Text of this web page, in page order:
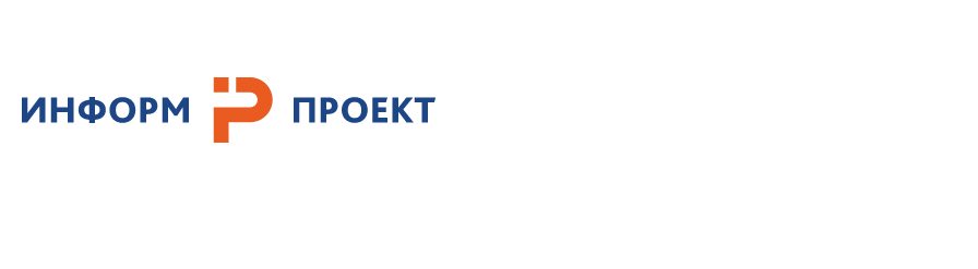
оборотоспособности в них пищевых
продуктов и продовольственного сырья